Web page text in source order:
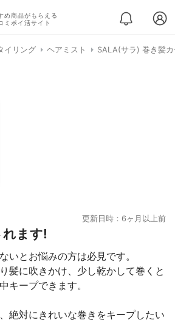
め商品がもらえる
ミポイ活サイト
イリング ヘアミスト SALA(サラ) 巻き髪
更新日時：6ヶ月以上前
ます!
いとお悩みの方は必見です。
髪に吹きかけ、少し乾かして巻くと
キープできます。
絶対にきれいな巻きをキープしたい